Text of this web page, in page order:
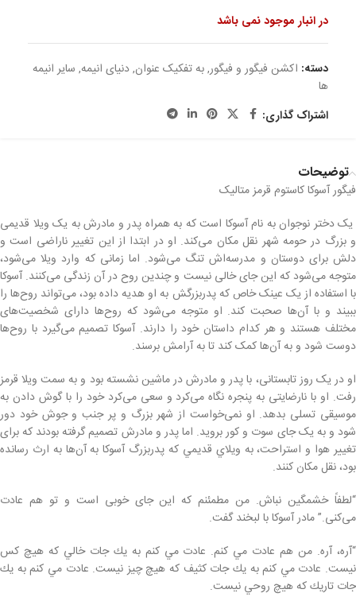
در انبار موجود نمی باشد
دسته: اکشن فیگور و فیگور,به تفکیک عنوان,دنیای انیمه, سایر انیمه
ها
اشتراک گذاری:
توضیحات
فیگور آسوکا کاستوم قرمز متالیک
یک دختر نوجوان به نام آسوکا است که به همراه پدر و مادرش به یک ویلا قدیمی
و بزرگ در حومه شهر نقل مکان می‌کند. او در ابتدا از این تغییر ناراضی است و
دلش برای دوستان و مدرسه‌اش تنگ می‌شود. اما زمانی که وارد ویلا می‌شود،
متوجه می‌شود که این جای خالی نیست و چندین روح در آن زندگی می‌کنند. آسوکا
با استفاده از یک عینک خاص که پدربزرگش به او هدیه داده بود، می‌تواند روح‌ها را
ببیند و با آن‌ها صحبت کند. او متوجه می‌شود که روح‌ها دارای شخصیت‌های
مختلف هستند و هر کدام داستان خود را دارند. آسوکا تصمیم می‌گیرد با روح‌ها
دوست شود و به آن‌ها کمک کند تا به آرامش برسند.
او در یک روز تابستانی، با پدر و مادرش در ماشین نشسته بود و به سمت ویلا قرمز
رفت. او با نارضایتی به پنجره نگاه می‌کرد و سعی می‌کرد خود را با گوش دادن به
موسیقی تسلی بدهد. او نمی‌خواست از شهر بزرگ و پر جنب و جوش خود دور
شود و به یک جای سوت و کور بروید. اما پدر و مادرش تصميم گرفته بودند كه برای
تغيير هوا و استراحت، به ويلاي قديمي كه پدربزرگ آسوكا به آن‌ها به ارث رسانده
بود، نقل مكان كنند.
“لطفاً خشمگین نباش. من مطمئنم که این جای خوبی است و تو هم عادت
می‌کنی.” مادر آسوکا با لبخند گفت.
“آره، آره. من هم عادت مي كنم. عادت مي كنم به يك جات خالي كه هيچ كس
نيست. عادت مي كنم به يك جات كثيف كه هيچ چيز نيست. عادت مي كنم به يك
جات تاريك كه هيچ روحي نيست.